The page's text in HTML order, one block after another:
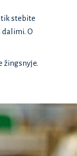
tik stebite
dalimi. O
žingsnyje.